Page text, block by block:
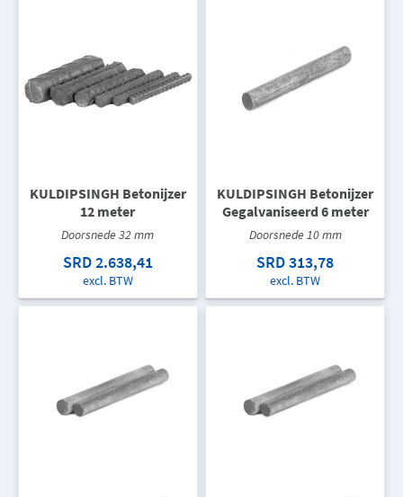
KULDIPSINGH Betonijzer
12 meter
Doorsnede 32 mm
SRD 2.638,41
excl. BTW
KULDIPSINGH Betonijzer
Gegalvaniseerd 6 meter
Doorsnede 10 mm
SRD 313,78
excl. BTW